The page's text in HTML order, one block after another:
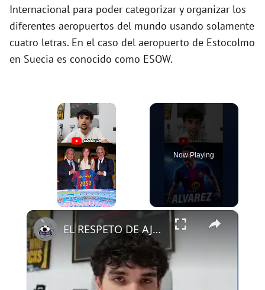
Internacional para poder categorizar y organizar los
diferentes aeropuertos del mundo usando solamente
cuatro letras. En el caso del aeropuerto de Estocolmo
en Suecia es conocido como ESOW.
×
Now Playing
×
EL RESPETO DE AJAX AL FCB